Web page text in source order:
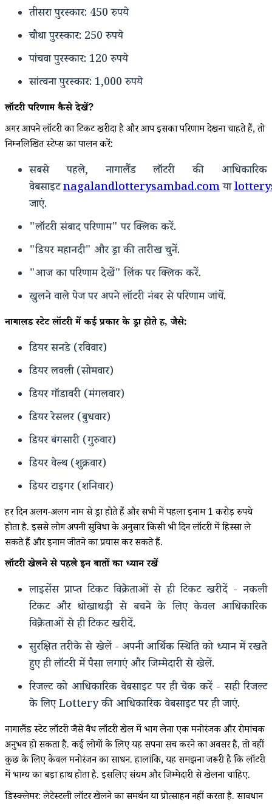
तीसरा पुरस्कार: 450 रुपये
चौथा पुरस्कार: 250 रुपये
पांचवा पुरस्कार: 120 रुपये
सांत्वना पुरस्कार: 1,000 रुपये
लॉटरी परिणाम कैसे देखें?
अगर आपने लॉटरी का टिकट खरीदा है और आप इसका परिणाम देखना चाहते हैं, तो
निम्नलिखित स्टेप्स का पालन करें:
सबसे पहले, नागालैंड लॉटरी की आधिकारिक
वेबसाइटnagalandlotterysambad.comया
जाएं.
"लॉटरी संबाद परिणाम" पर क्लिक करें.
"डियर महानदी" और ड्रा की तारीख चुनें.
"आज का परिणाम देखें" लिंक पर क्लिक करें.
खुलने वाले पेज पर अपने लॉटरी नंबर से परिणाम जांचें.
नागालैंड स्टेट लॉटरी में कई प्रकार के ड्रा होते हैं, जैसे:
डियर सनडे (रविवार)
डियर लवली (सोमवार)
डियर गॉडावरी (मंगलवार)
डियर रेसलर (बुधवार)
डियर बंगसारी (गुरुवार)
डियर वेल्थ (शुक्रवार)
डियर टाइगर (शनिवार)
हर दिन अलग-अलग नाम से ड्रा होते हैं और सभी में पहला इनाम 1 करोड़ रुपये
होता है. इससे लोग अपनी सुविधा के अनुसार किसी भी दिन लॉटरी में हिस्सा ले
सकते हैं और इनाम जीतने का प्रयास कर सकते हैं.
लॉटरी खेलने से पहले इन बातों का ध्यान रखें
लाइसेंस प्राप्त टिकट विक्रेताओं से ही टिकट खरीदें - नकली
टिकट और धोखाधड़ी से बचने के लिए केवल आधिकारिक
विक्रेताओं से ही टिकट खरीदें.
सुरक्षित तरीके से खेलें - अपनी आर्थिक स्थिति को ध्यान में रखते
हुए ही लॉटरी में पैसा लगाएं और जिम्मेदारी से खेलें.
रिजल्ट को आधिकारिक वेबसाइट पर ही चेक करें - सही रिजल्ट
के लिए Lottery की आधिकारिक वेबसाइट पर ही जाएं.
नागालैंड स्टेट लॉटरी जैसे वैध लॉटरी खेल में भाग लेना एक मनोरंजक और रोमांचक
अनुभव हो सकता है. कई लोगों के लिए यह सपना सच करने का अवसर है, तो वहीं
कुछ के लिए केवल मनोरंजन का साधन. हालांकि, यह समझना जरूरी है कि लॉटरी
में भाग्य का बड़ा हाथ होता है. इसलिए संयम और जिम्मेदारी से खेलना चाहिए.
डिस्क्लेमर: लेटेस्टली लॉटरी खेलने का समर्थन या प्रोत्साहन नहीं करता है. सावधान